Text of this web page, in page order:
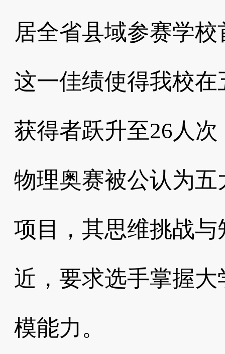
居全省县域参赛学校
这一佳绩使得我校
获得者跃升至26人次
物理奥赛被公认为
项目，其思维挑战
近，要求选手掌握
模能力。